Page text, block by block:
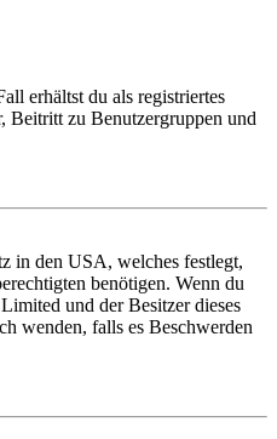
erhältst du als registriertes
Beitritt zu Benutzergruppen und
in den USA, welches festlegt,
benötigen. Wenn du
und der Besitzer dieses
wenden, falls es Beschwerden